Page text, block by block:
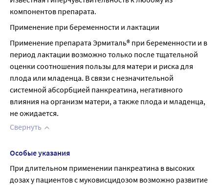
компонентов препарата.
Применение при беременности и лактации
Применение препарата Эрмиталь® при беременности и в
период лактации возможно только после тщательной
оценки соотношения пользы для матери и риска для
плода или младенца. В связи с незначительной
системной абсорбцией панкреатина, негативного
влияния на организм матери, а также плода и младенца,
не ожидается.
Свернуть
Особые указания
При длительном применении панкреатина в высоких
дозах у пациентов с муковисцидозом возможно развитие